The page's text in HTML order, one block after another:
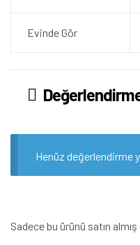
Evinde Gör
Henüz değerlendirme
Sadece bu ürünü satın